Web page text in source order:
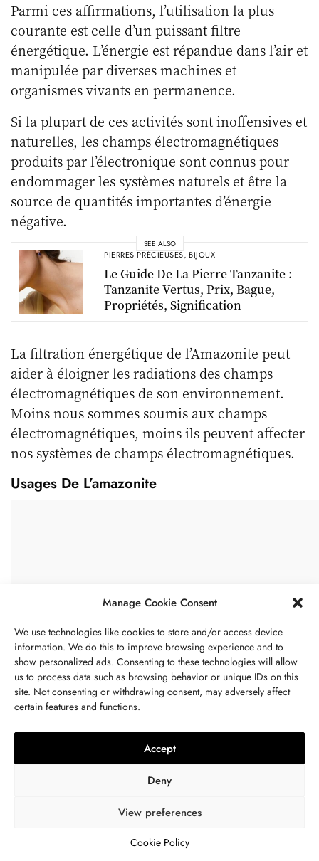
Manage Cookie Consent
We use technologies like cookies to store and/or access device
information. We do this to improve browsing experience and to
show personalized ads. Consenting to these technologies will allow
us to process data such as browsing behavior or unique IDs on this
site. Not consenting or withdrawing consent, may adversely affect
certain features and functions.
Accept
Deny
View preferences
Cookie Policy
Parmi ces affirmations, l’utilisation la plus
courante est celle d’un puissant filtre
énergétique. L’énergie est répandue dans l’air et
manipulée par diverses machines et
organismes vivants en permanence.
Si la plupart de ces activités sont inoffensives et
naturelles, les champs électromagnétiques
produits par l’électronique sont connus pour
endommager les systèmes naturels et être la
source de quantités importantes d’énergie
négative.
SEE ALSO
PIERRES PRÉCIEUSES,BIJOUX
Le Guide De La Pierre Tanzanite :
Tanzanite Vertus, Prix, Bague,
Propriétés, Signification
La filtration énergétique de l’Amazonite peut
aider à éloigner les radiations des champs
électromagnétiques de son environnement.
Moins nous sommes soumis aux champs
électromagnétiques, moins ils peuvent affecter
nos systèmes de champs électromagnétiques.
Usages De L’amazonite